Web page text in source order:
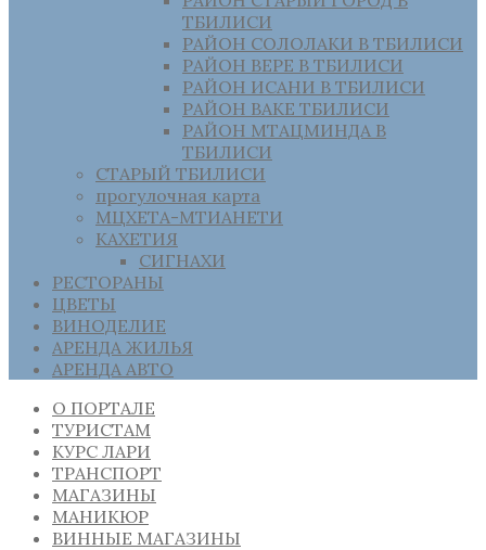
ТБИЛИСИ
РАЙОН СОЛОЛАКИ В ТБИЛИСИ
РАЙОН ВЕРЕ В ТБИЛИСИ
РАЙОН ИСАНИ В ТБИЛИСИ
РАЙОН ВАКЕ ТБИЛИСИ
РАЙОН МТАЦМИНДА В
ТБИЛИСИ
СТАРЫЙ ТБИЛИСИ
прогулочная карта
МЦХЕТА-МТИАНЕТИ
КАХЕТИЯ
СИГНАХИ
РЕСТОРАНЫ
ЦВЕТЫ
ВИНОДЕЛИЕ
АРЕНДА ЖИЛЬЯ
АРЕНДА АВТО
О ПОРТАЛЕ
ТУРИСТАМ
КУРС ЛАРИ
ТРАНСПОРТ
МАГАЗИНЫ
МАНИКЮР
ВИННЫЕ МАГАЗИНЫ